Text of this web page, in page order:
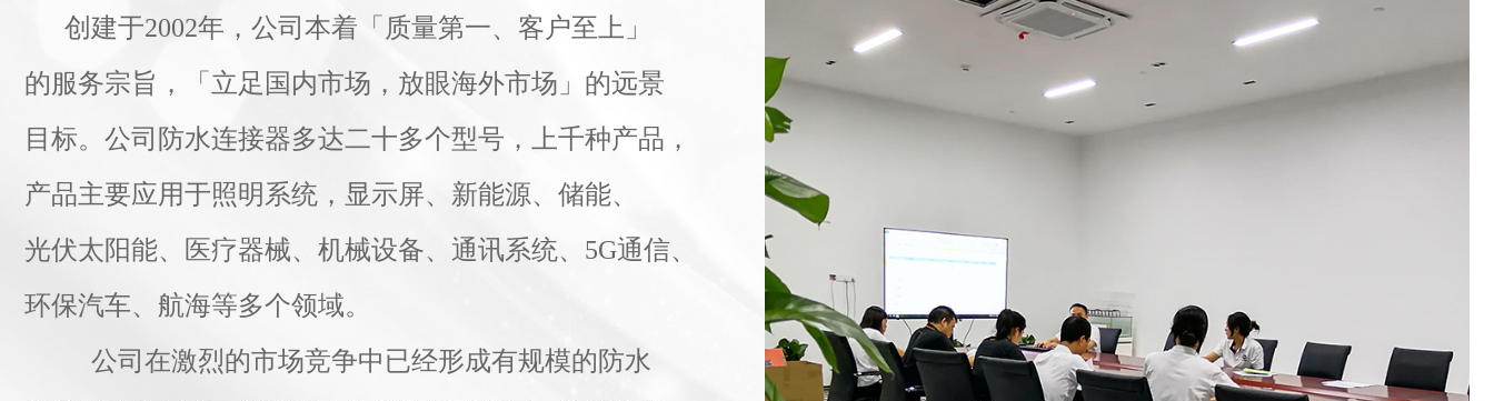
创建于2002年，公司本着「质量第一、客户至上」
的服务宗旨，「立足国内市场，放眼海外市场」的远景
目标。公司防水连接器多达二十多个型号，上千种产品，
产品主要应用于照明系统，显示屏、新能源、储能、
光伏太阳能、医疗器械、机械设备、通讯系统、5G通信、
环保汽车、航海等多个领域。
公司在激烈的市场竞争中已经形成有规模的防水